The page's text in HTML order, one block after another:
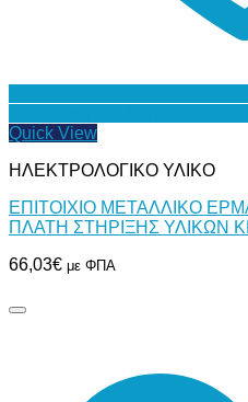
Quick View
ΗΛΕΚΤΡΟΛΟΓΙΚΟ ΥΛΙΚΟ
ΕΠΙΤΟΙΧΙΟ ΜΕΤΑΛΛΙΚΟ
ΠΛΑΤΗ ΣΤΗΡΙΞΗΣ ΥΛΙΚΩΝ
66,03€ με ΦΠΑ